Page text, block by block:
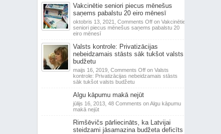
Vakcinētie seniori piecus mēnešus
saņems pabalstu 20 eiro mēnesī
oktobris 13, 2021, Comments Offon Vakcinētie
seniori piecus mēnešus saņems pabalstu 20
eiro mēnesī
Valsts kontrole: Privatizācijas
nebeidzamais stāsts sāk tukšot valsts
budžetu
maijs 16, 2019, Comments Offon Valsts
kontrole: Privatizācijas nebeidzamais stāsts
sāk tukšot valsts budžetu
Algu kāpumu makā nejūt
jūlijs 16, 2013, 48 Comments on Algu kāpumu
makā nejūt
Rimšēvičs pārliecināts, ka Latvijai
steidzami jāsamazina budžeta deficīts